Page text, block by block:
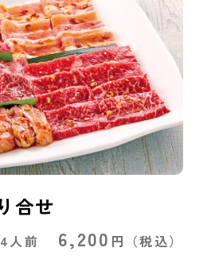
合せ
人前 6,200 円 （税込）